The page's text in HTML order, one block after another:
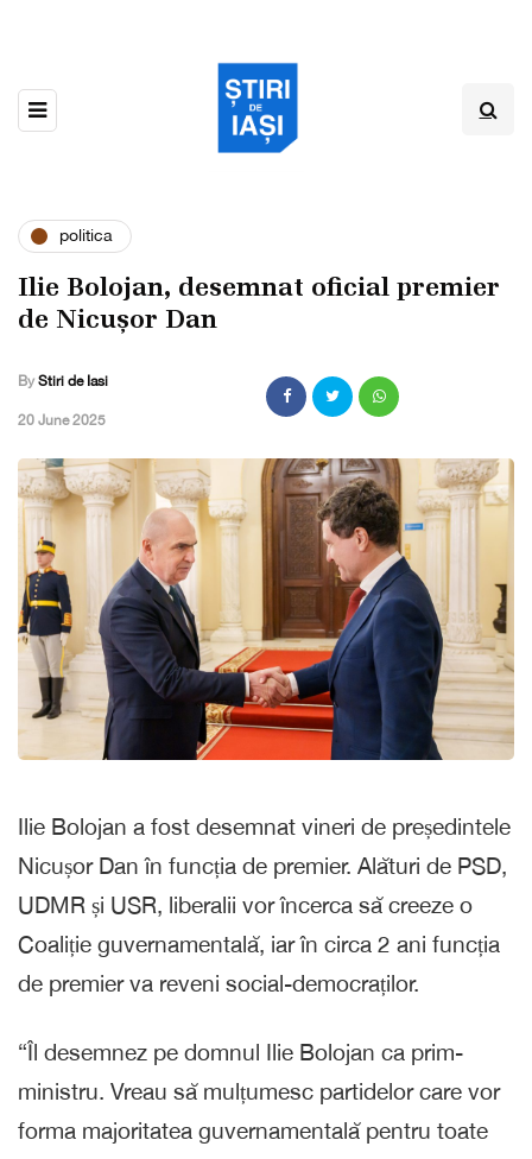
politica
Ilie Bolojan, desemnat oficial premier
de Nicușor Dan
By Stiri de Iasi
,20 June 2025
Ilie Bolojan a fost desemnat vineri de președintele
Nicușor Dan în funcția de premier. Alături de PSD,
UDMR și USR, liberalii vor încerca să creeze o
Coaliție guvernamentală, iar în circa 2 ani funcția
de premier va reveni social-democraților.
“Îl desemnez pe domnul Ilie Bolojan ca prim-
ministru. Vreau să mulțumesc partidelor care vor
forma majoritatea guvernamentală pentru toate